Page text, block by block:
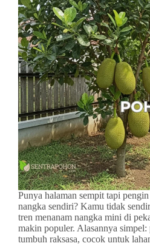
Punya halaman sempit tapi
nangka sendiri? Kamu tidak
tren menanam nangka mini di
makin populer. Alasannya
tumbuh raksasa, cocok untuk